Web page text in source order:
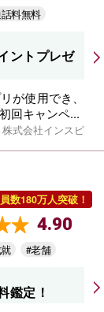
料無料
ントプレゼ
が使用でき、
回キャンペ...
式会社インスピ
数180万人突破！
4.90
#老舗
鑑定！